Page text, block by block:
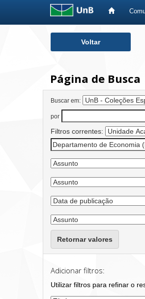
Voltar
Página de Busca
Buscar em:
por
Filtros correntes:
Retornar valores
Adicionar filtros:
Utilizar filtros para refinar o